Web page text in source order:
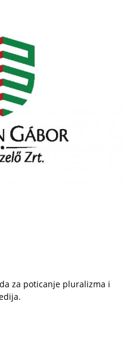
za poticanje pluralizma i